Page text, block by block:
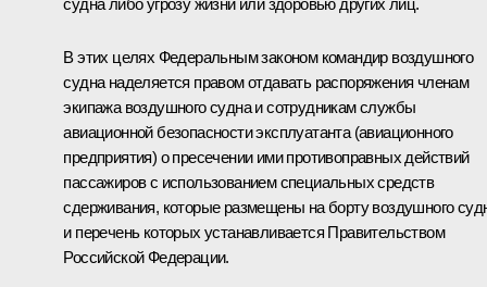
В этих целях Федеральным законом командир воздушного
судна наделяется правом отдавать распоряжения членам
экипажа воздушного судна и сотрудникам службы
авиационной безопасности эксплуатанта (авиационного
предприятия) о пресечении ими противоправных действий
пассажиров с использованием специальных средств
сдерживания, которые размещены на борту воздушного
и перечень которых устанавливается Правительством
Российской Федерации.